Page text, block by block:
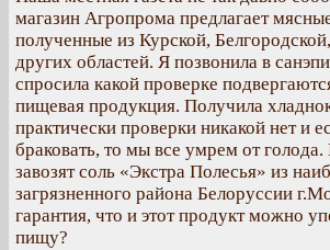
магазин Агропрома предлагает
полученные из Курской,
других областей. Я позвонила в
спросила какой проверке
пищевая продукция. Получила
практически проверки никакой нет и
браковать, то мы все умрем от
завозят соль «Экстра Полесья» из
загрязненного района Белоруссии
гарантия, что и этот продукт можно
пищу?